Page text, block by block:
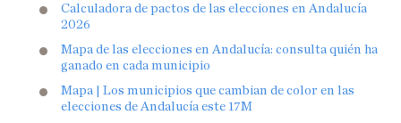
Calculadora de pactos de las elecciones en Andalucía
2026
Mapa de las elecciones en Andalucía: consulta quién ha
ganado en cada municipio
Mapa | Los municipios que cambian de color en las
elecciones de Andalucía este 17M